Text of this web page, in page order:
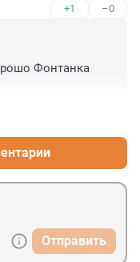
+1 –0
Фонтанка
Отправить